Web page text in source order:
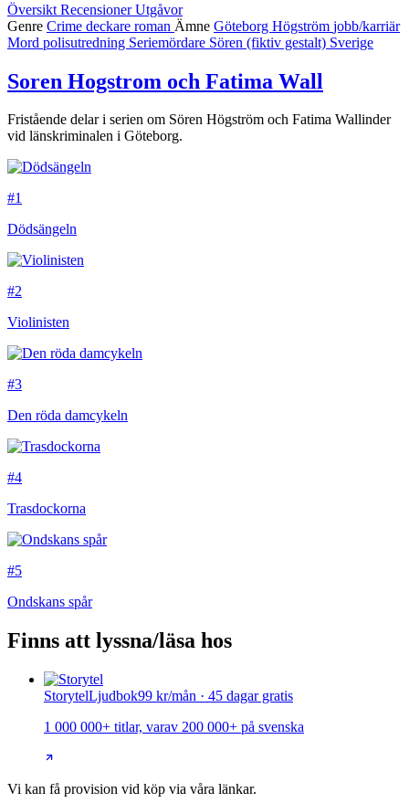
Översikt RecensionerUtgåvor
Genre Crime deckare roman Ämne Göteborg Högström jobb/karriär
Mord polisutredning Seriemördare Sören (fiktiv gestalt) Sverige
Soren Hogstrom och Fatima Wall
Fristående delar i serien om Sören Högström och Fatima Wallinder
vid länskriminalen i Göteborg.
#1
Dödsängeln
#2
Violinisten
#3
Den röda damcykeln
#4
Trasdockorna
#5
Ondskans spår
Finns att lyssna/läsa hos
StorytelLjudbok99 kr/mån · 45 dagar gratis
1 000 000+ titlar, varav 200 000+ på svenska
Vi kan få provision vid köp via våra länkar.